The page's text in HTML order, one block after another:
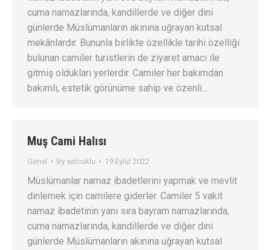
cuma namazlarında, kandillerde ve diğer dini
günlerde Müslümanların akınına uğrayan kutsal
mekânlardır. Bununla birlikte özellikle tarihi özelliği
bulunan camiler turistlerin de ziyaret amacı ile
gitmiş oldukları yerlerdir. Camiler her bakımdan
bakımlı, estetik görünüme sahip ve özenli…
Muş Cami Halısı
Genel By selcuklu 19 Eylül 2022
Müslümanlar namaz ibadetlerini yapmak ve mevlit
dinlemek için camilere giderler. Camiler 5 vakit
namaz ibadetinin yanı sıra bayram namazlarında,
cuma namazlarında, kandillerde ve diğer dini
günlerde Müslümanların akınına uğrayan kutsal